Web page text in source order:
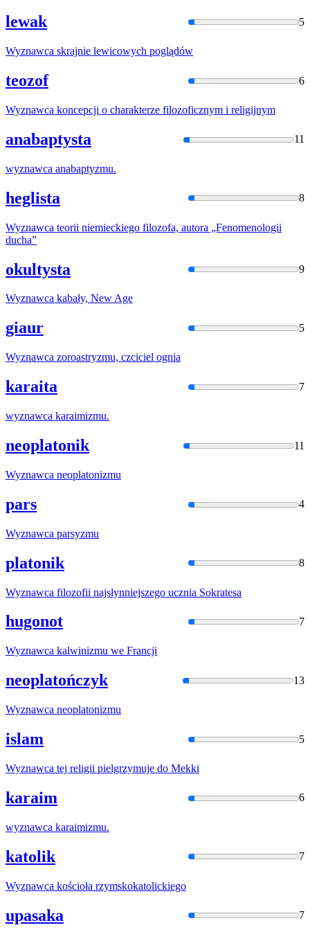
lewak 5
Wyznawca skrajnie lewicowych poglądów
teozof 6
Wyznawca koncepcji o charakterze filozoficznym i religijnym
anabaptysta 11
wyznawca anabaptyzmu.
heglista 8
Wyznawca teorii niemieckiego filozofa, autora „Fenomenologii
ducha”
okultysta 9
Wyznawca kabały, New Age
giaur 5
Wyznawca zoroastryzmu, czciciel ognia
karaita 7
wyznawca karaimizmu.
neoplatonik 11
Wyznawca neoplatonizmu
pars 4
Wyznawca parsyzmu
platonik 8
Wyznawca filozofii najsłynniejszego ucznia Sokratesa
hugonot 7
Wyznawca kalwinizmu we Francji
neoplatończyk 13
Wyznawca neoplatonizmu
islam 5
Wyznawca tej religii pielgrzymuje do Mekki
karaim 6
wyznawca karaimizmu.
katolik 7
Wyznawca kościoła rzymskokatolickiego
upasaka 7